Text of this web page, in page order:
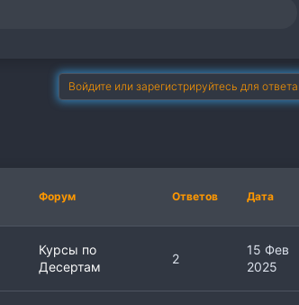
Войдите или зарегистрируйтесь для ответа.
Форум Ответов Дата
Курсы по
Десертам
2
15 Фев
2025